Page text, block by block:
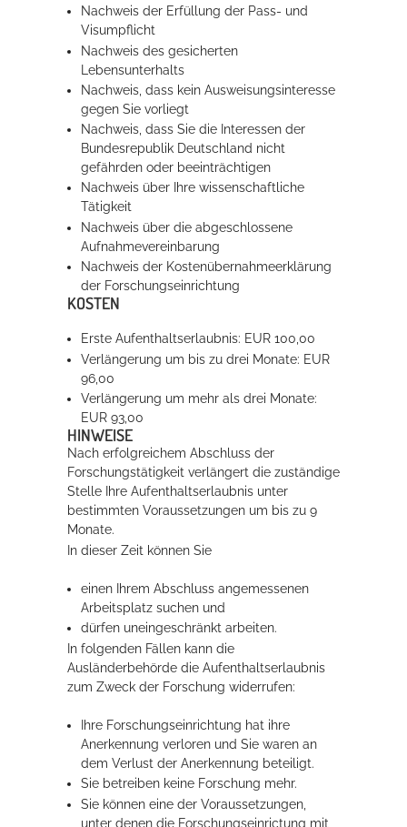
Nachweis der Erfüllung der Pass- und
Visumpflicht
Nachweis des gesicherten
Lebensunterhalts
Nachweis, dass kein Ausweisungsinteresse
gegen Sie vorliegt
Nachweis, dass Sie die Interessen der
Bundesrepublik Deutschland nicht
gefährden oder beeinträchtigen
Nachweis über Ihre wissenschaftliche
Tätigkeit
Nachweis über die abgeschlossene
Aufnahmevereinbarung
Nachweis der Kostenübernahmeerklärung
der Forschungseinrichtung
KOSTEN
Erste Aufenthaltserlaubnis: EUR 100,00
Verlängerung um bis zu drei Monate: EUR
96,00
Verlängerung um mehr als drei Monate:
EUR 93,00
HINWEISE
Nach erfolgreichem Abschluss der
Forschungstätigkeit verlängert die zuständige
Stelle Ihre Aufenthaltserlaubnis unter
bestimmten Voraussetzungen um bis zu 9
Monate.
In dieser Zeit können Sie
einen Ihrem Abschluss angemessenen
Arbeitsplatz suchen und
dürfen uneingeschränkt arbeiten.
In folgenden Fällen kann die
Ausländerbehörde die Aufenthaltserlaubnis
zum Zweck der Forschung widerrufen:
Ihre Forschungseinrichtung hat ihre
Anerkennung verloren und Sie waren an
dem Verlust der Anerkennung beteiligt.
Sie betreiben keine Forschung mehr.
Sie können eine der Voraussetzungen,
unter denen die Forschungseinrictung mit